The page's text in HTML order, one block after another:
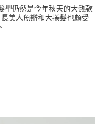
型仍然是今年秋天的大熱款
美人魚辮和大捲髮也頗受